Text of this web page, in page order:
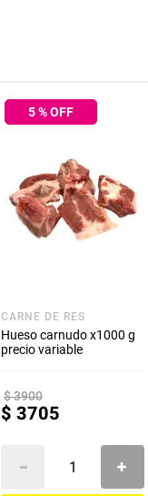
5% OFF
CARNE DE RES
Hueso carnudo x1000 g
precio variable
$3900
$ 3705